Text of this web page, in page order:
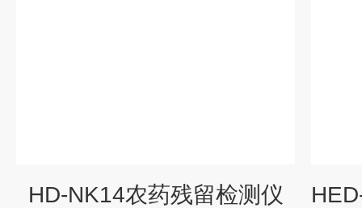
HD-NK14农药残留检测仪